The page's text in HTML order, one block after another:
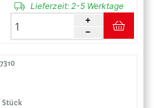
Lieferzeit:2-5 Werktage
Stück